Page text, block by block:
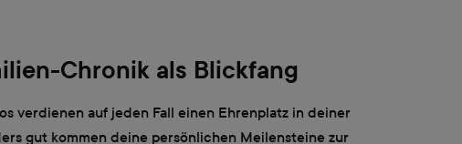
Chronik als Blickfang
verdienen auf jeden Fall einen Ehrenplatz in deiner
gut kommen deine persönlichen Meilensteine zur